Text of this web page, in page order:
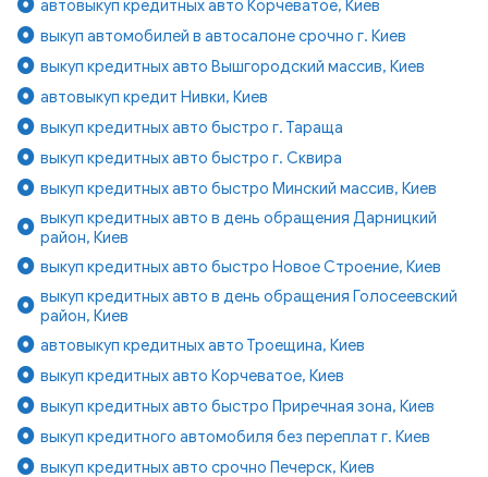
автовыкуп кредитных авто Корчеватое, Киев
выкуп автомобилей в автосалоне срочно г. Киев
выкуп кредитных авто Вышгородский массив, Киев
автовыкуп кредит Нивки, Киев
выкуп кредитных авто быстро г. Тараща
выкуп кредитных авто быстро г. Сквира
выкуп кредитных авто быстро Минский массив, Киев
выкуп кредитных авто в день обращения Дарницкий
район, Киев
выкуп кредитных авто быстро Новое Строение, Киев
выкуп кредитных авто в день обращения Голосеевский
район, Киев
автовыкуп кредитных авто Троещина, Киев
выкуп кредитных авто Корчеватое, Киев
выкуп кредитных авто быстро Приречная зона, Киев
выкуп кредитного автомобиля без переплат г. Киев
выкуп кредитных авто срочно Печерск, Киев